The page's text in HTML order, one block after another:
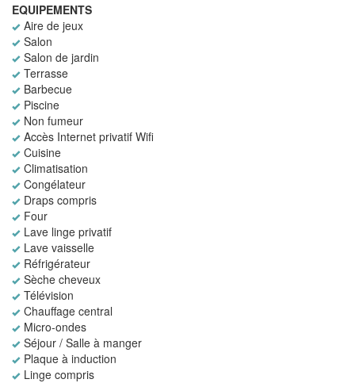
EQUIPEMENTS
Aire de jeux
Salon
Salon de jardin
Terrasse
Barbecue
Piscine
Non fumeur
Accès Internet privatif Wifi
Cuisine
Climatisation
Congélateur
Draps compris
Four
Lave linge privatif
Lave vaisselle
Réfrigérateur
Sèche cheveux
Télévision
Chauffage central
Micro-ondes
Séjour / Salle à manger
Plaque à induction
Linge compris